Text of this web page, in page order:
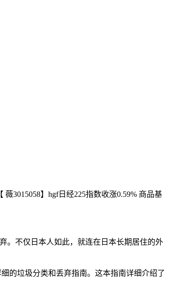
3015058】hgf日经225指数收涨0.59% 商品基
。不仅日本人如此，就连在日本长期居住的外
的垃圾分类和丢弃指南。这本指南详细介绍了